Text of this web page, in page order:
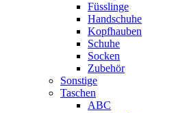
Füsslinge
Handschuhe
Kopfhauben
Schuhe
Socken
Zubehör
Sonstige
Taschen
ABC